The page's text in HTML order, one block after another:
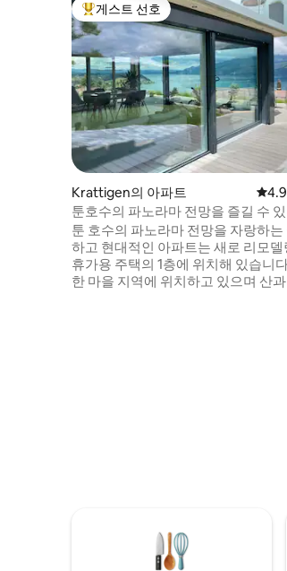
상위 게스트 선호
게스트 선호
Krattigen의 아파트 평점
툰호수의 파노라마 전망을 즐길 수
대적인 숙소
툰 호수의 파노라마 전망을 자랑하는
하고 현대적인 아파트는 새로 리모
휴가용 주택의 1층에 위치해 있습니
한 마을 지역에 위치하고 있으며 산